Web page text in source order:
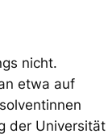
nicht.
etwa auf
der Universität